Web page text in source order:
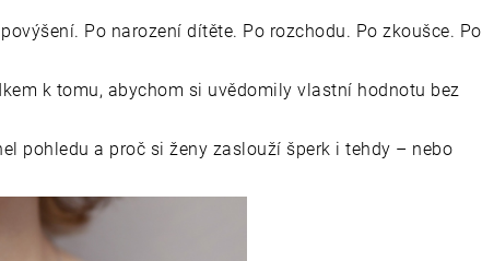
Po narození dítěte. Po rozchodu. Po zkoušce. Po
k tomu, abychom si uvědomily vlastní hodnotu bez
pohledu a proč si ženy zaslouží šperk i tehdy – nebo